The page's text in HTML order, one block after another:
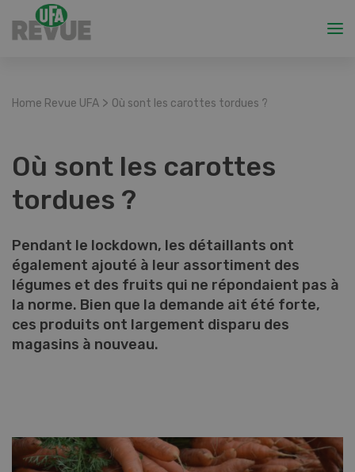
Home Revue UFA > Où sont les carottes tordues ?
Où sont les carottes
tordues ?
Pendant le lockdown, les détaillants ont
également ajouté à leur assortiment des
légumes et des fruits qui ne répondaient pas à
la norme. Bien que la demande ait été forte,
ces produits ont largement disparu des
magasins à nouveau.